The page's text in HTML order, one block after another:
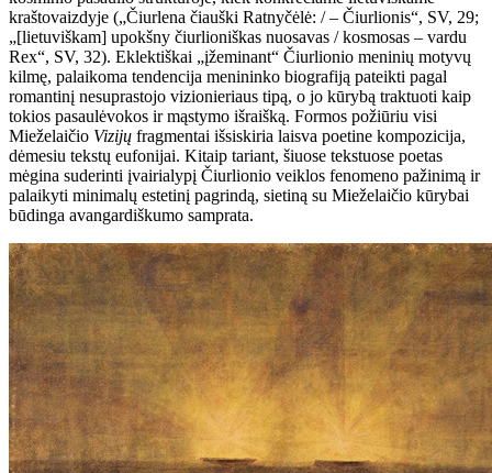
kraštovaizdyje („Čiurlena čiauški Ratnyčėlė: / – Čiurlionis“, SV, 29;
„[lietuviškam] upokšny čiurlioniškas nuosavas / kosmosas – vardu
Rex“, SV, 32). Eklektiškai „įžeminant“ Čiurlionio meninių motyvų
kilmę, palaikoma tendencija menininko biografiją pateikti pagal
romantinį nesuprastojo vizionieriaus tipą, o jo kūrybą traktuoti kaip
tokios pasaulėvokos ir mąstymo išraišką. Formos požiūriu visi
Mieželaičio Vizijų fragmentai išsiskiria laisva poetine kompozicija,
dėmesiu tekstų eufonijai. Kitaip tariant, šiuose tekstuose poetas
mėgina suderinti įvairialypį Čiurlionio veiklos fenomeno pažinimą ir
palaikyti minimalų estetinį pagrindą, sietiną su Mieželaičio kūrybai
būdinga avangardiškumo samprata.